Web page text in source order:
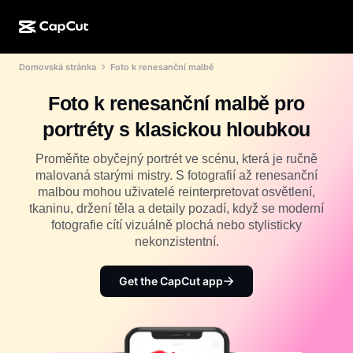
CapCut Online
CapCut Pad
CapCut Mobile
Dreamina AI
AI design
Video Studio
AI generátor videí
AI generátor obrázků
AI nástroj pro vylepšení obrázků
Dreamina Seedance 2.5
AI nástroje
Editor a generátor videí
Editor a generátor obrázků
Editor a generátor hlasů
Sváteční šablony
Více
Šablony kalendářů
Komunita
Iniciativy
Partneři
Program průkopníků
Program pro kreativní partnery
Kreativní kampus CapCut
Domovská stránka Foto k renesanční malbě
Foto k renesanční malbě pro
portréty s klasickou hloubkou
Proměňte obyčejný portrét ve scénu, která je ručně
malovaná starými mistry. S fotografií až renesanční
malbou mohou uživatelé reinterpretovat osvětlení,
tkaninu, držení těla a detaily pozadí, když se moderní
fotografie cítí vizuálně plochá nebo stylisticky
nekonzistentní.
Get the CapCut app